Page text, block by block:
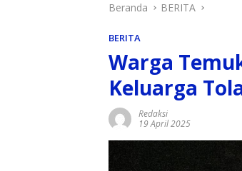
Beranda BERITA
BERITA
Warga
Keluarga
Redaksi
19 April 2025